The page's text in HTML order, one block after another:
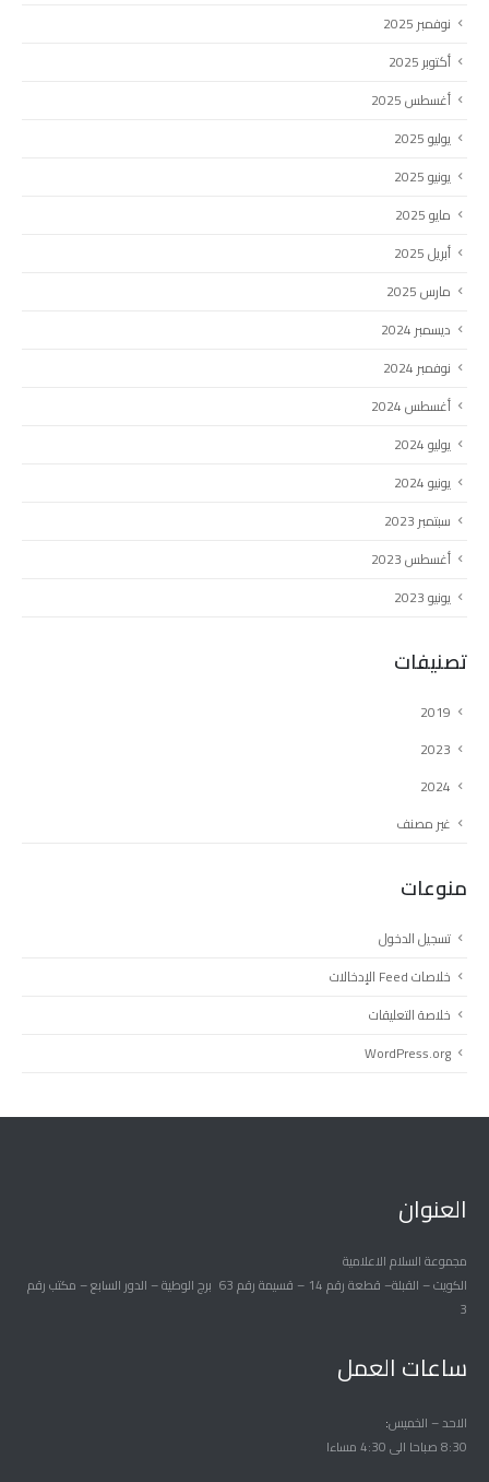
نوفمبر 2025
أكتوبر 2025
أغسطس 2025
يوليو 2025
يونيو 2025
مايو 2025
أبريل 2025
مارس 2025
ديسمبر 2024
نوفمبر 2024
أغسطس 2024
يوليو 2024
يونيو 2024
سبتمبر 2023
أغسطس 2023
يونيو 2023
تصنيفات
2019
2023
2024
غير مصنف
منوعات
تسجيل الدخول
خلاصات Feed الإدخالات
خلاصة التعليقات
WordPress.org
العنوان
مجموعة السلام الاعلامية
الكويت – القبلة– قطعة رقم 14 – قسيمة رقم 63 برج الوطية – الدور السابع – مكتب رقم
3
ساعات العمل
الاحد – الخميس
8:30 صباحا الى 4:30 مساءا